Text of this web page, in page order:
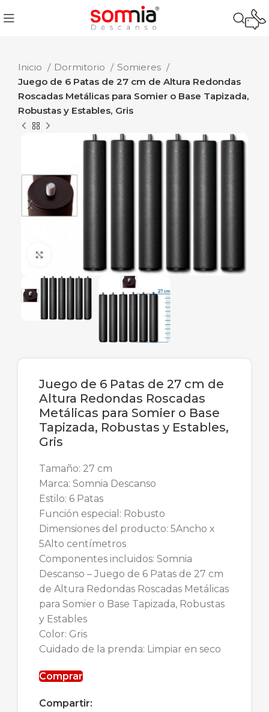
Inicio Dormitorio
Somieres
Juego de 6 Patas de 27 cm de Altura Redondas
Roscadas Metálicas para Somier o Base Tapizada,
Robustas y Estables, Gris
Juego de 6 Patas de 27 cm de
Altura Redondas Roscadas
Metálicas para Somier o Base
Tapizada, Robustas y Estables,
Gris
Tamaño: 27 cm
Marca: Somnia Descanso
Estilo: 6 Patas
Función especial: Robusto
Dimensiones del producto: 5Ancho x
5Alto centímetros
Componentes incluidos: Somnia
Descanso – Juego de 6 Patas de 27 cm
de Altura Redondas Roscadas Metálicas
para Somier o Base Tapizada, Robustas
y Estables
Color: Gris
Cuidado de la prenda: Limpiar en seco
Comprar
Compartir: